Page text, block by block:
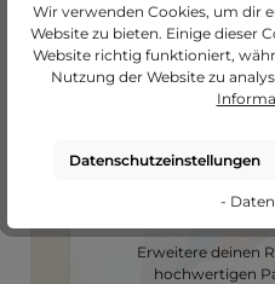
Passendes
Erweitere deinen
hochwertigen
Wir verwenden Cookies, um dir
Website zu bieten. Einige dieser
Website richtig funktioniert,
Nutzung der Website zu
Datenschutzeinstellungen
-